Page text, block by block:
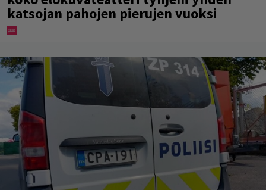
katsojan pahojen pierujen vuoksi